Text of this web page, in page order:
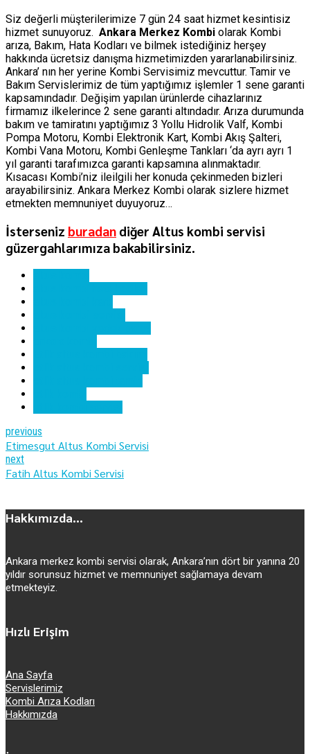
Siz değerli müşterilerimize 7 gün 24 saat hizmet kesintisiz
hizmet sunuyoruz. Ankara Merkez Kombi olarak Kombi
arıza, Bakım, Hata Kodları ve bilmek istediğiniz herşey
hakkında ücretsiz danışma hizmetimizden yararlanabilirsiniz.
Ankara’ nın her yerine Kombi Servisimiz mevcuttur. Tamir ve
Bakım Servislerimiz de tüm yaptığımız işlemler 1 sene garanti
kapsamındadır. Değişim yapılan ürünlerde cihazlarınız
firmamız ilkelerince 2 sene garanti altındadır. Arıza durumunda
bakım ve tamiratını yaptığımız 3 Yollu Hidrolik Valf, Kombi
Pompa Motoru, Kombi Elektronik Kart, Kombi Akış Şalteri,
Kombi Vana Motoru, Kombi Genleşme Tankları ‘da ayrı ayrı 1
yıl garanti tarafımızca garanti kapsamına alınmaktadır.
Kısacası Kombi’niz ileilgili her konuda çekinmeden bizleri
arayabilirsiniz. Ankara Merkez Kombi olarak sizlere hizmet
etmekten memnuniyet duyuyoruz…
İsterseniz buradan diğer Altus kombi servisi
güzergahlarımıza bakabilirsiniz.
previous
Etimesgut Altus Kombi Servisi
next
Fatih Altus Kombi Servisi
Hakkımızda...
Ankara merkez kombi servisi olarak, Ankara’nın dört bir yanına 20
yıldır sorunsuz hizmet ve memnuniyet sağlamaya devam
etmekteyiz.
Hızlı Erişim
Ana Sayfa
Servislerimiz
Kombi Arıza Kodları
Hakkımızda